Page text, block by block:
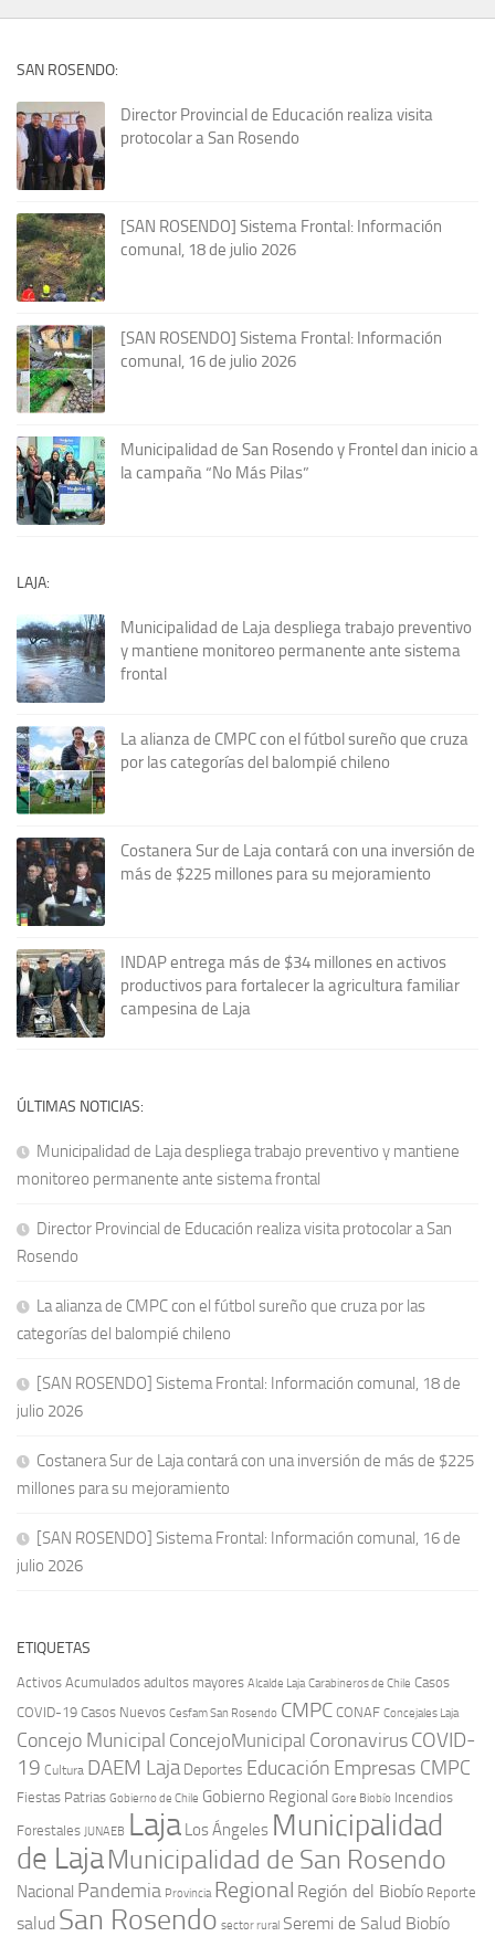
SAN ROSENDO:
Director Provincial de Educación realiza visita
protocolar a San Rosendo
[SAN ROSENDO] Sistema Frontal: Información
comunal, 18 de julio 2026
[SAN ROSENDO] Sistema Frontal: Información
comunal, 16 de julio 2026
Municipalidad de San Rosendo y Frontel dan inicio a
la campaña “No Más Pilas”
LAJA:
Municipalidad de Laja despliega trabajo preventivo
y mantiene monitoreo permanente ante sistema
frontal
La alianza de CMPC con el fútbol sureño que cruza
por las categorías del balompié chileno
Costanera Sur de Laja contará con una inversión de
más de $225 millones para su mejoramiento
INDAP entrega más de $34 millones en activos
productivos para fortalecer la agricultura familiar
campesina de Laja
ÚLTIMAS NOTICIAS:
Municipalidad de Laja despliega trabajo preventivo y mantiene
monitoreo permanente ante sistema frontal
Director Provincial de Educación realiza visita protocolar a San
Rosendo
La alianza de CMPC con el fútbol sureño que cruza por las
categorías del balompié chileno
[SAN ROSENDO] Sistema Frontal: Información comunal, 18 de
julio 2026
Costanera Sur de Laja contará con una inversión de más de $225
millones para su mejoramiento
[SAN ROSENDO] Sistema Frontal: Información comunal, 16 de
julio 2026
ETIQUETAS
Activos Acumulados adultos mayores Alcalde Laja Carabineros de Chile Casos
COVID-19 Casos Nuevos Cesfam San Rosendo CMPC CONAF Concejales Laja
Concejo Municipal ConcejoMunicipal CoronavirusCOVID-
19 Cultura DAEM Laja Deportes Educación Empresas CMPC
Fiestas Patrias Gobierno de Chile Gobierno Regional Gore Biobío Incendios
Forestales JUNAEB Laja Los Ángeles Municipalidad
de LajaMunicipalidad de San Rosendo
Nacional Pandemia Provincia Regional Región del Biobío Reporte
salud San Rosendo sector rural Seremi de Salud Biobío